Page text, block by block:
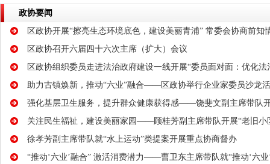
政协要闻
区政协开展“擦亮生态环境底色，建设美丽青浦” 常委会协商前知
区政协召开六届四十六次主席（扩大）会议
区政协组织委员走进法治政府建设一线开展“委员面对面：优化
助力古镇焕新，推动“六业”融合——区政协举行企业家委员沙龙
强化基层卫生服务，提升群众健康获得感——饶斐文副主席带队
关注民生福祉，建设美丽家园——顾桂芳副主席带队开展“老旧小
徐孝芳副主席带队就“水上运动”类提案开展重点协商督办
“推动‘六业’融合” 激活消费潜力——曹卫东主席带队就“推动‘六